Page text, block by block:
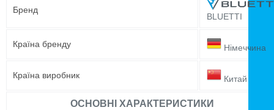
Бренд
BLUETTI
Країна бренду Німеччина
Країна виробник Китай
ОСНОВНІ ХАРАКТЕРИСТИКИ